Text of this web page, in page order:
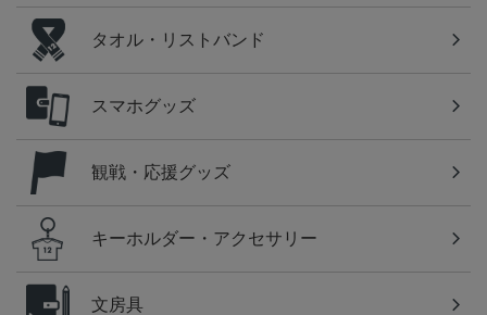
タオル・リストバンド
スマホグッズ
観戦・応援グッズ
キーホルダー・アクセサリー
文房具